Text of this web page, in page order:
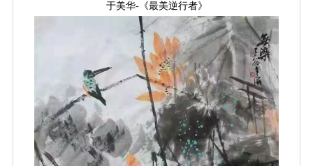
于美华-《最美逆行者》